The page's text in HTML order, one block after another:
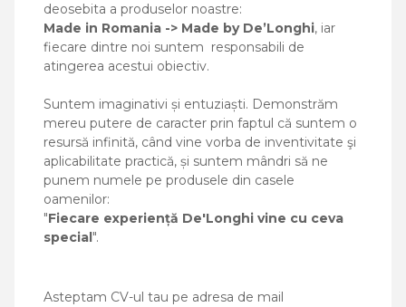
deosebita a produselor noastre:
Made in Romania -> Made by De’Longhi, iar
fiecare dintre noi suntem responsabili de
atingerea acestui obiectiv.
Suntem imaginativi și entuziaști. Demonstrăm
mereu putere de caracter prin faptul că suntem o
resursă infinită, când vine vorba de inventivitate şi
aplicabilitate practică, și suntem mândri să ne
punem numele pe produsele din casele
oamenilor:
"Fiecare experiență De'Longhi vine cu ceva
special".
Asteptam CV-ul tau pe adresa de mail